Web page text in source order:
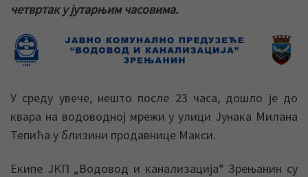
четвртак у јутарњим часовима.
У среду увече, нешто после 23 часа, дошло је до
квара на водоводној мрежи у улици Јунака Милана
Тепића у близини продавнице Макси.
Екипе ЈКП „Водовод и канализација“ Зрењанин су